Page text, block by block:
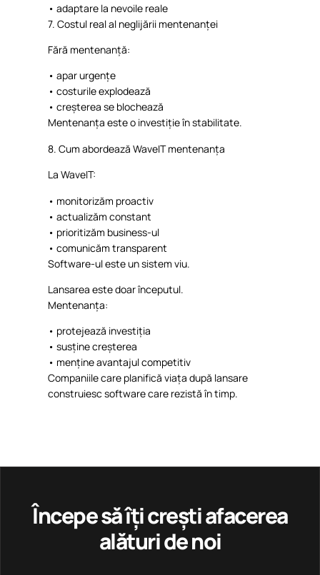
•adaptare la nevoile reale
7. Costul real al neglijării mentenanței
Fără mentenanță:
•aparurgențe
•costurileexplodează
•creșterea se blochează
Mentenanța esteo investițieînstabilitate.
8. Cumabordează WaveIT mentenanța
LaWaveIT:
• monitorizăm proactiv
•actualizăm constant
• prioritizăm business-ul
•comunicăm transparent
Software-ulesteunsistem viu.
Lansarea estedoarînceputul.
Mentenanța:
• protejează investiția
•susținecreșterea
• mențineavantajulcompetitiv
Companiilecare planifică viața după lansare
construiesc software care rezistă întimp.
Începe să îți crești afacerea
alături de noi